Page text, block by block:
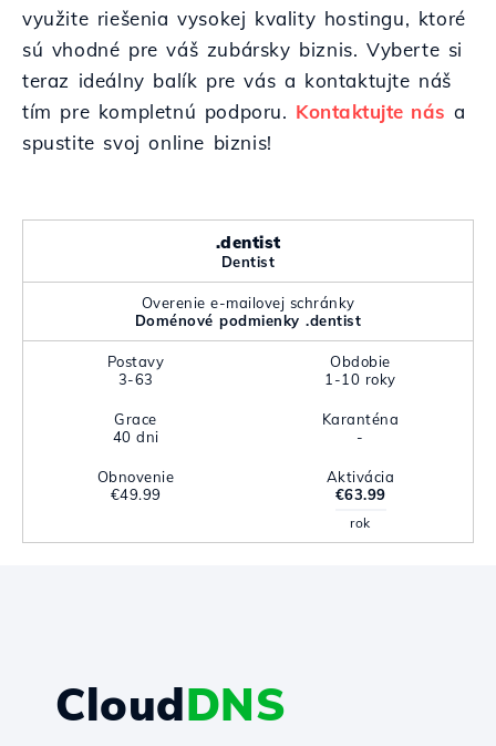
využite riešenia vysokej kvality hostingu, ktoré
sú vhodné pre váš zubársky biznis. Vyberte si
teraz ideálny balík pre vás a kontaktujte náš
tím pre kompletnú podporu. Kontaktujte nás a
spustite svoj online biznis!
.dentist
Dentist
Overenie e-mailovej schránky
Doménové podmienky .dentist
Postavy
3-63
Obdobie
1-10 roky
Grace
40 dni
Karanténa
-
Obnovenie
€49.99
Aktivácia
€63.99
rok
CloudDNS